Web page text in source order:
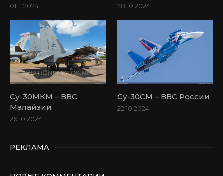
01.11.2024 28.10.2024
Су-30МКМ – ВВС
Малайзии
26.10.2024
Су-30СМ – ВВС России
22.10.2024
РЕКЛАМА